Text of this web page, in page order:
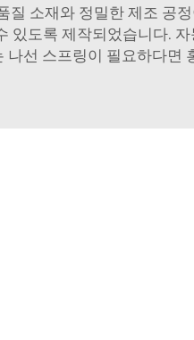
소재와 정밀한 제조 공
있도록 제작되었습니다.
나선 스프링이 필요하다면